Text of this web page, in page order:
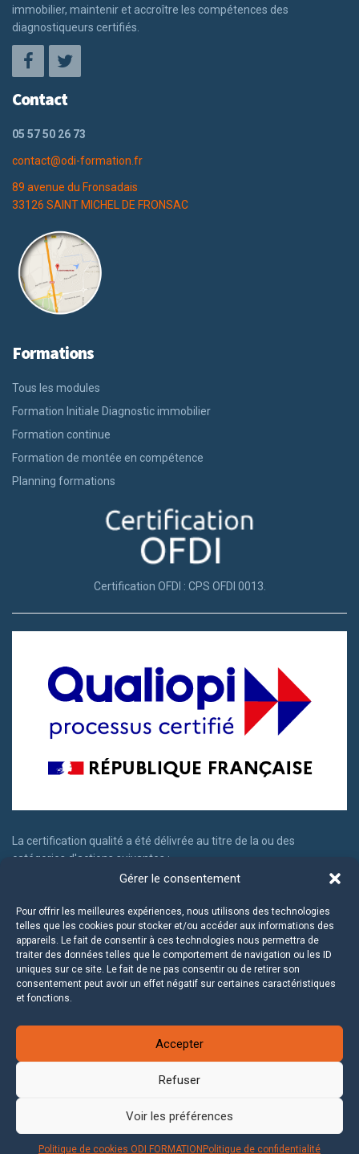
Gérer le consentement
Pour offrir les meilleures expériences, nous utilisons des technologies
telles que les cookies pour stocker et/ou accéder aux informations des
appareils. Le fait de consentir à ces technologies nous permettra de
traiter des données telles que le comportement de navigation ou les ID
uniques sur ce site. Le fait de ne pas consentir ou de retirer son
consentement peut avoir un effet négatif sur certaines caractéristiques
et fonctions.
Accepter
Refuser
Voir les préférences
Politique de cookies ODI FORMATION Politique de confidentialité
immobilier, maintenir et accroître les compétences des
diagnostiqueurs certifiés.
Contact
05 57 50 26 73
contact@odi-formation.fr
89 avenue du Fronsadais
33126 SAINT MICHEL DE FRONSAC
Formations
Tous les modules
Formation Initiale Diagnostic immobilier
Formation continue
Formation de montée en compétence
Planning formations
Certification OFDI : CPS OFDI 0013.
La certification qualité a été délivrée au titre de la ou des
catégories d'actions suivantes :
Actions de formation
2020 ©ODI Formation
Mentions légales|C.G.V.|Politique de cookies|Politique de